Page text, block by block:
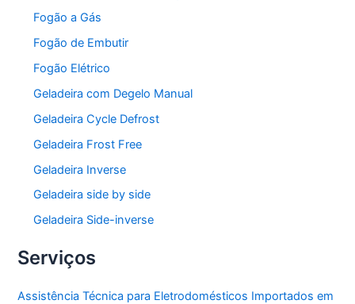
Fogão a Gás
Fogão de Embutir
Fogão Elétrico
Geladeira com Degelo Manual
Geladeira Cycle Defrost
Geladeira Frost Free
Geladeira Inverse
Geladeira side by side
Geladeira Side-inverse
Serviços
Assistência Técnica para Eletrodomésticos Importados em